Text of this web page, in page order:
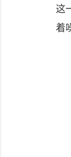
这
着